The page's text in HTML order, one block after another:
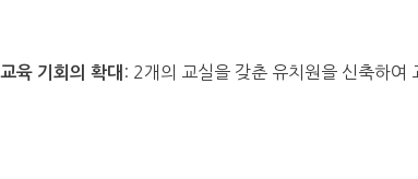
교육 기회의 확대 : 2개의 교실을 갖춘 유치원을 신축하여